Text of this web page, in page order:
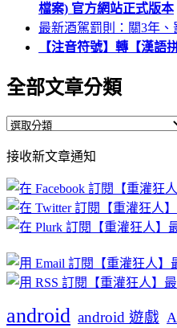
檔案) 官方網站正式版本
最新酒駕罰則：關3年
【注音符號】轉【漢語
全部文章分類
全
文
章
分
類
接收新文章通知
android android 遊戲